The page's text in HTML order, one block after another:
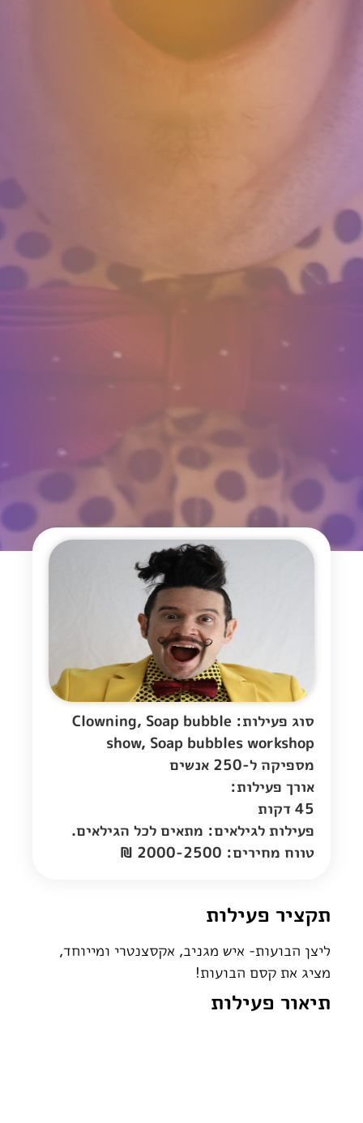
סוג פעילות: Clowning, Soap bubble
show, Soap bubbles workshop
מספיקה ל-250 אנשים
אורך פעילות:
45 דקות
פעילות לגילאים: מתאים לכל הגילאים.
טווח מחירים: 2000-2500 ₪
תקציר פעילות
ליצן הבועות- איש מגניב, אקסצנטרי ומייוחד,
מציג את קסם הבועות!
תיאור פעילות